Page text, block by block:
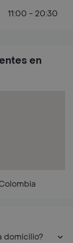
en
11:00 - 20:30
domicilio?